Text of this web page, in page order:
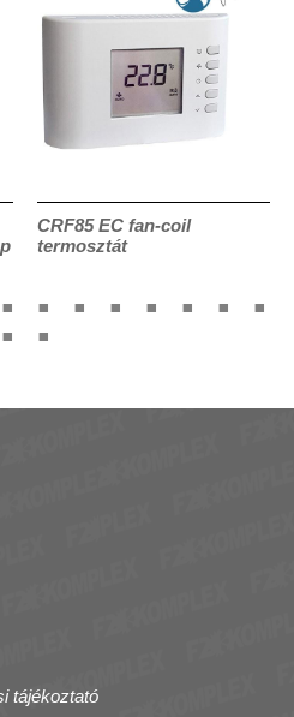
CRF85 EC fan-coil
termosztát
tájékoztató